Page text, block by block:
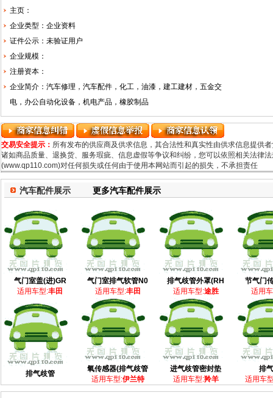
主页：
企业类型：企业资料
证件公示：未验证用户
企业规模：
注册资本：
企业简介：汽车修理，汽车配件，化工，油漆，建工建材，五金交
电，办公自动化设备，机电产品，橡胶制品
交易安全提示： 所有发布的供应商及供求信息，其合法性和真实性由供求信息提供
诸如商品质量、退换货、服务瑕疵、信息虚假等争议和纠纷，您可以依照相关法律
(www.qp110.com)对任何损失或任何由于使用本网站而引起的损失，不承担责任
汽车配件展示 更多汽车配件展示
气门室盖(进)GR
适用车型:丰田
气门室排气软管N0
适用车型:丰田
排气歧管外罩(RH
适用车型:途胜
节气门
适用
排气歧管
氧传感器(排气歧管
适用车型:伊兰特
进气歧管密封垫
适用车型:羚羊
排
适用车